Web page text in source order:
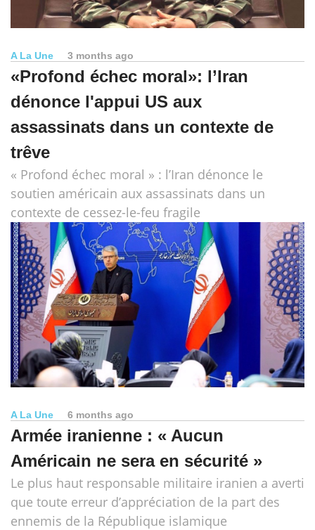
A La Une 3 months ago
«Profond échec moral»: l’Iran
dénonce l'appui US aux
assassinats dans un contexte de
trêve
« Profond échec moral » : l’Iran dénonce le
soutien américain aux assassinats dans un
contexte de cessez-le-feu fragile
A La Une 6 months ago
Armée iranienne : « Aucun
Américain ne sera en sécurité »
Le plus haut responsable militaire iranien a averti
que toute erreur d’appréciation de la part des
ennemis de la République islamique